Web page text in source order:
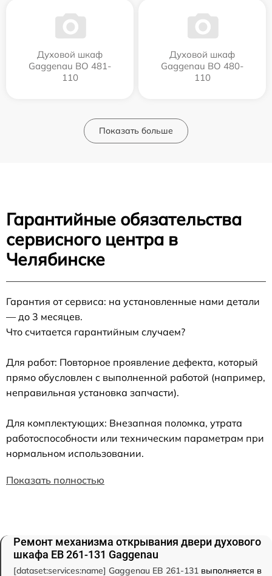
Духовой шкаф
Gaggenau BO 481-
110
Духовой шкаф
Gaggenau BO 480-
110
Показать больше
Гарантийные обязательства
сервисного центра в
Челябинске
Гарантия от сервиса: на установленные нами детали
— до 3 месяцев.
Что считается гарантийным случаем?
Для работ: Повторное проявление дефекта, который
прямо обусловлен с выполненной работой (например,
неправильная установка запчасти).
Для комплектующих: Внезапная поломка, утрата
работоспособности или техническим параметрам при
нормальном использовании.
Показать полностью
Ремонт механизма открывания двери духового
шкафа EB 261-131 Gaggenau
[dataset:services:name] Gaggenau EB 261-131 выполняется в